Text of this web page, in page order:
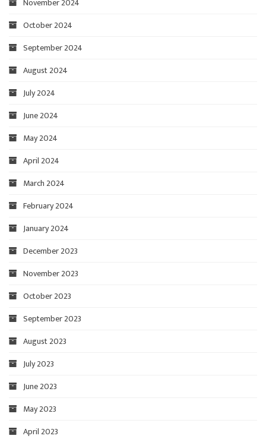
October 2024
September 2024
August 2024
July 2024
June 2024
May 2024
April 2024
March 2024
February 2024
January 2024
December 2023
November 2023
October 2023
September 2023
August 2023
July 2023
June 2023
May 2023
April 2023